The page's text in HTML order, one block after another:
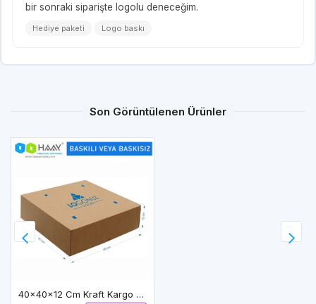
bir sonraki siparişte logolu deneceğim.
Hediye paketi Logo baskı
Son Görüntülenen Ürünler
40x40x12 Cm Kraft Kargo E-Ticaret Kutusu